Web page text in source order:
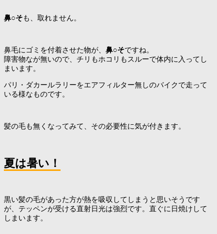
鼻○そも、取れません。
鼻毛にゴミを付着させた物が、 鼻○そですね。
障害物なが無いので、チリもホコリもスルーで体内に入ってし
まいます。
パリ・ダカールラリーをエアフィルター無しのバイクで走って
いる様なものです。
髪の毛も無くなってみて、その必要性に気が付きます。
夏は暑い！
黒い髪の毛があった方が熱を吸収してしまうと思いそうです
が、テッペンが受ける直射日光は強烈です。直ぐに日焼けして
しまいます。